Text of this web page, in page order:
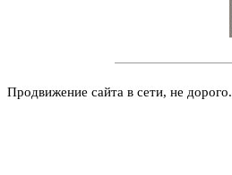
Продвижение сайта в сети, не дорого.